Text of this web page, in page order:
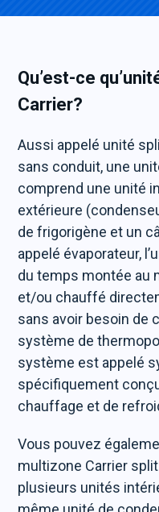
Qu’est-ce
Carrier?
Aussi appelé unité
sans conduit, une
comprend une unité
extérieure
de frigorigène et un
appelé évaporateur,
du temps montée au
et/ou chauffé
sans avoir besoin de
système de
système est appelé
spécifiquement
chauffage et de
Vous pouvez
multizone Carrier
plusieurs unités